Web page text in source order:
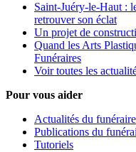
Saint-Juéry-le-Haut :
retrouver son éclat
Un projet de
Quand les Arts
Funéraires
Voir toutes les
Pour vous aider
Actualités du funéraire
Publications du
Tutoriels